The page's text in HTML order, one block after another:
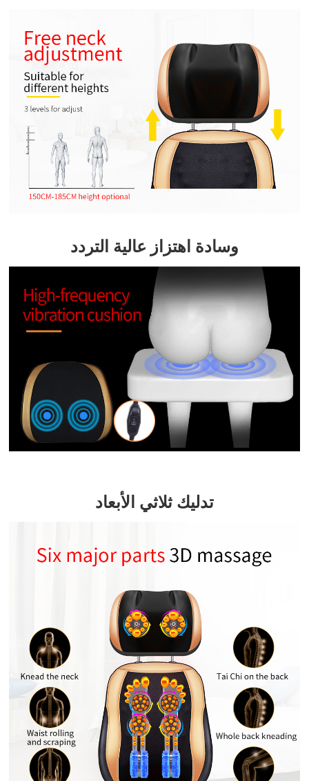
وسادة اهتزاز عالية التردد
تدليك ثلاثي الأبعاد